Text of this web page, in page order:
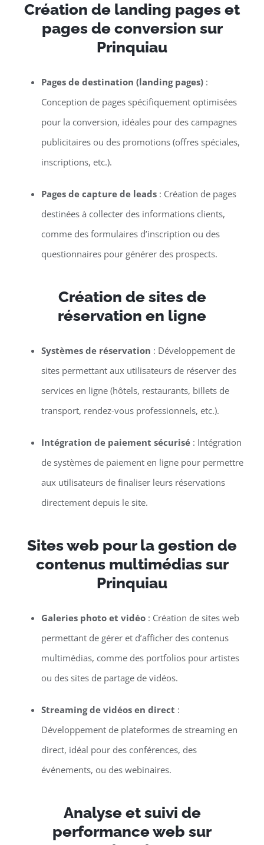
Création de landing pages et
pages de conversion sur
Prinquiau
Pages de destination (landing pages):
Conception de pages spécifiquement optimisées
pour la conversion, idéales pour des campagnes
publicitaires ou des promotions (offres spéciales,
inscriptions, etc.).
Pages de capture de leads: Création de pages
destinées à collecter des informations clients,
comme des formulaires d’inscription ou des
questionnaires pour générer des prospects.
Création de sites de
réservation en ligne
Systèmes de réservation : Développement de
sites permettant aux utilisateurs de réserver des
services en ligne (hôtels, restaurants, billets de
transport, rendez-vous professionnels, etc.).
Intégration de paiement sécurisé: Intégration
de systèmes de paiement en ligne pour permettre
aux utilisateurs de finaliser leurs réservations
directement depuis le site.
Sites web pour la gestion de
contenus multimédias sur
Prinquiau
Galeries photo et vidéo: Création de sites web
permettant de gérer et d’afficher des contenus
multimédias, comme des portfolios pour artistes
ou des sites de partage de vidéos.
Streaming de vidéos en direct :
Développement de plateformes de streaming en
direct, idéal pour des conférences, des
événements, ou des webinaires.
Analyse et suivi de
performance web sur